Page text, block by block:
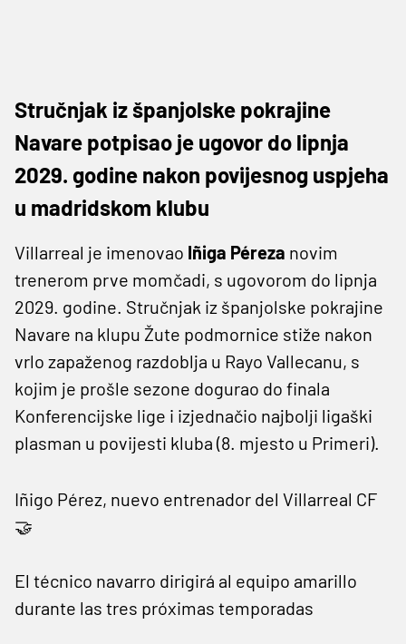
Stručnjak iz španjolske pokrajine
Navare potpisao je ugovor do lipnja
2029. godine nakon povijesnog uspjeha
u madridskom klubu
Villarreal je imenovao Iñiga Péreza novim
trenerom prve momčadi, s ugovorom do lipnja
2029. godine. Stručnjak iz španjolske pokrajine
Navare na klupu Žute podmornice stiže nakon
vrlo zapaženog razdoblja u Rayo Vallecanu, s
kojim je prošle sezone dogurao do finala
Konferencijske lige i izjednačio najbolji ligaški
plasman u povijesti kluba (8. mjesto u Primeri).
Iñigo Pérez, nuevo entrenador del Villarreal CF
🤝
El técnico navarro dirigirá al equipo amarillo
durante las tres próximas temporadas